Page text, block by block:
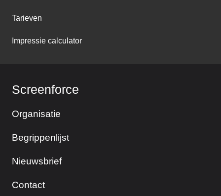
Tarieven
Impressie calculator
Screenforce
Organisatie
Begrippenlijst
Nieuwsbrief
Contact